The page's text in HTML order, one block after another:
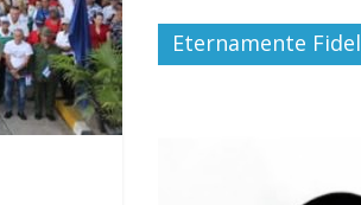
Eternamente Fidel